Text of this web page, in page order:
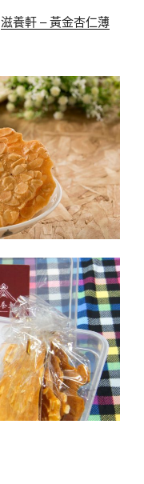
滋養軒 – 黃金杏仁薄